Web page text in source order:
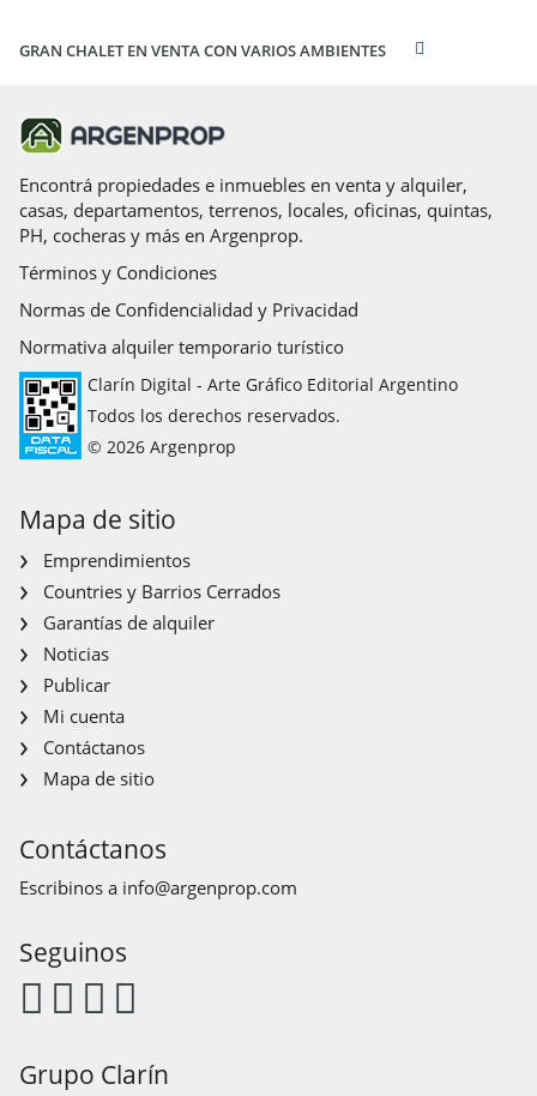
GRAN CHALET EN VENTA CON VARIOS AMBIENTES
Encontrá propiedades e inmuebles en venta y alquiler,
casas, departamentos, terrenos, locales, oficinas, quintas,
PH, cocheras y más en Argenprop.
Términos y Condiciones
Normas de Confidencialidad y Privacidad
Normativa alquiler temporario turístico
Clarín Digital - Arte Gráfico Editorial Argentino
Todos los derechos reservados.
© 2026 Argenprop
Mapa de sitio
Emprendimientos
Countries y Barrios Cerrados
Garantías de alquiler
Noticias
Publicar
Mi cuenta
Contáctanos
Mapa de sitio
Contáctanos
Escribinos a info@argenprop.com
Seguinos
Grupo Clarín